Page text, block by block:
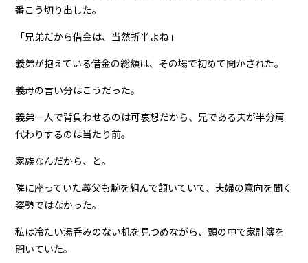
番こう切り出した。
「兄弟だから借金は、当然折半よね」
義弟が抱えている借金の総額は、その場で初めて聞かされた。
義母の言い分はこうだった。
義弟一人で背負わせるのは可哀想だから、兄である夫が半分肩
代わりするのは当たり前。
家族なんだから、と。
隣に座っていた義父も腕を組んで頷いていて、夫婦の意向を聞く
姿勢ではなかった。
私は冷たい湯呑みのない机を見つめながら、頭の中で家計簿を
開いていた。